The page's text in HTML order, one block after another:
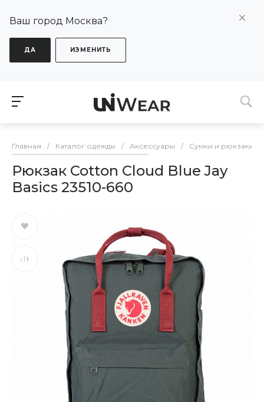
Ваш город Москва?
ДА ИЗМЕНИТЬ
Главная / Каталог одежды / Аксессуары / Сумки и рюкзаки
Рюкзак Cotton Cloud Blue Jay
Basics 23510-660